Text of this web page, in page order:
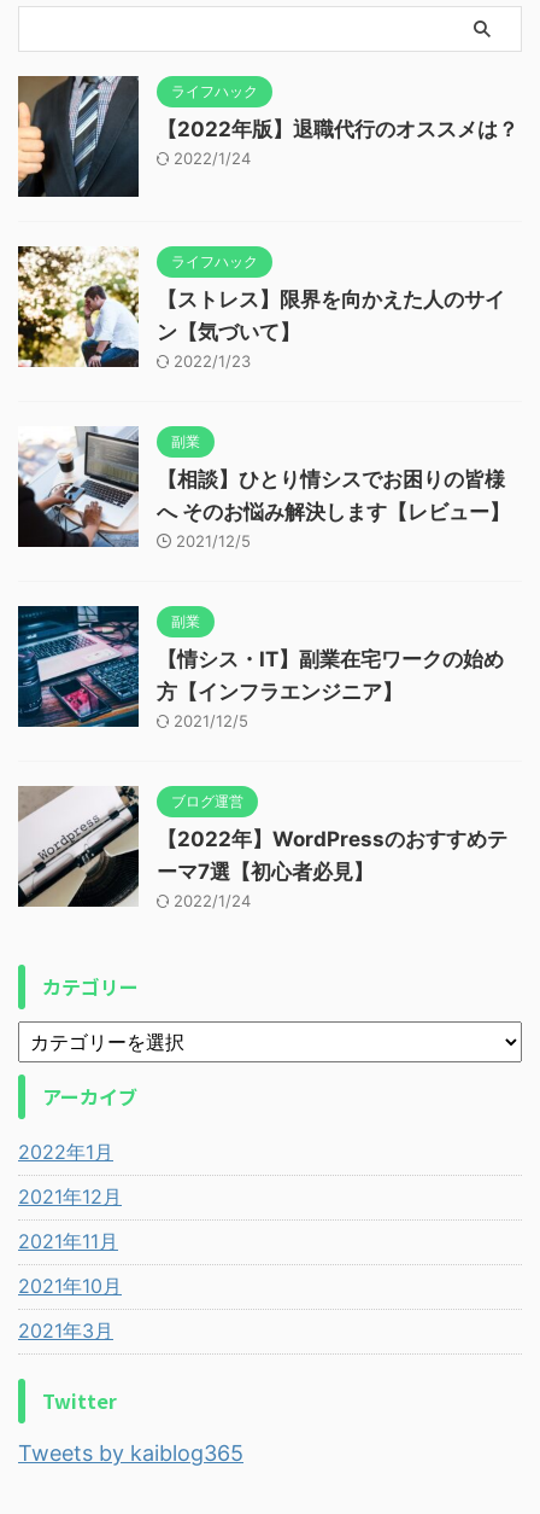
ライフハック
【2022年版】退職代行のオススメは？
2022/1/24
ライフハック
【ストレス】限界を向かえた人のサイ
ン【気づいて】
2022/1/23
副業
【相談】ひとり情シスでお困りの皆様
へ そのお悩み解決します【レビュー】
2021/12/5
副業
【情シス・IT】副業在宅ワークの始め
方【インフラエンジニア】
2021/12/5
ブログ運営
【2022年】WordPressのおすすめテ
ーマ7選【初心者必見】
2022/1/24
カテゴリー
アーカイブ
2022年1月
2021年12月
2021年11月
2021年10月
2021年3月
Twitter
Tweets by kaiblog365